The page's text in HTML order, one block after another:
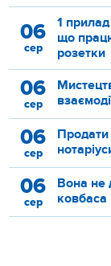
06
сер
1
що
розетки
06
сер
06
сер
Продати
06
сер
Вона не
ковбаса